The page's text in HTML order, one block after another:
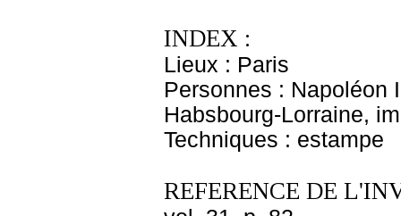
INDEX :
Lieux : Paris
Personnes : Napoléon
Habsbourg-Lorraine,
Techniques : estampe
REFERENCE DE